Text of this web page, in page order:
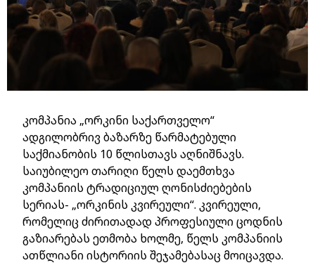
კომპანია „ორკინი საქართველო“
ადგილობრივ ბაზარზე წარმატებული
საქმიანობის 10 წლისთავს აღნიშნავს.
საიუბილეო თარიღი წელს დაემთხვა
კომპანიის ტრადიციულ ღონისძიებების
სერიას- „ორკინის კვირეული“. კვირეული,
რომელიც ძირითადად პროფესიული ცოდნის
გაზიარებას ეთმობა ხოლმე, წელს კომპანიის
ათწლიანი ისტორიის შეჯამებასაც მოიცავდა.